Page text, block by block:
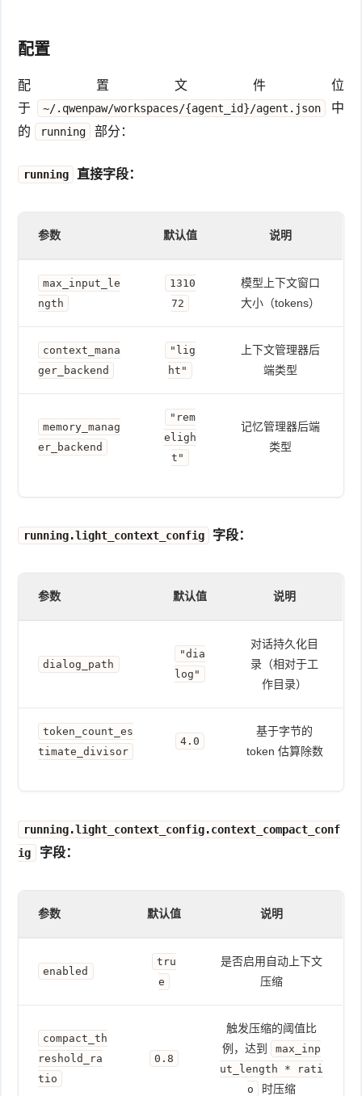
配置
配置文件位
于
~/.qwenpaw/workspaces/{agent_id}/agent.json
中
的
running 部分：
running 直接字段：
参数 默认值 说明
max_input_le
ngth
1310
72
模型上下文窗口
大小（tokens）
context_mana
ger_backend
"lig
ht"
上下文管理器后
端类型
memory_manag
er_backend
"rem
eligh
t"
记忆管理器后端
类型
running.light_context_config 字段：
参数 默认值 说明
dialog_path
"dia
log"
对话持久化目
录（相对于工
作目录）
token_count_es
timate_divisor
4.0
基于字节的
token 估算除数
running.light_context_config.context_compact_conf
ig
字段：
参数 默认值 说明
enabled
tru
e
是否启用自动上下文
压缩
compact_th
reshold_ra
tio
0.8
触发压缩的阈值比
例，达到
max_inp
ut_length * rati
o
时压缩